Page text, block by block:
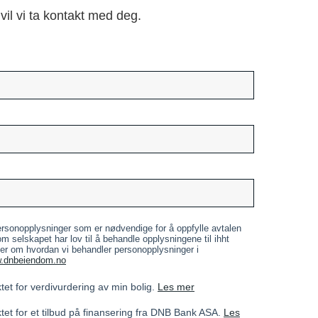
vi ta kontakt med deg.
som er nødvendige for å oppfylle avtalen
selskapet har lov til å behandle opplysningene til ihht
om hvordan vi behandler personopplysninger i
for verdivurdering av min bolig. Les mer
for et tilbud på finansering fra DNB Bank ASA. Les